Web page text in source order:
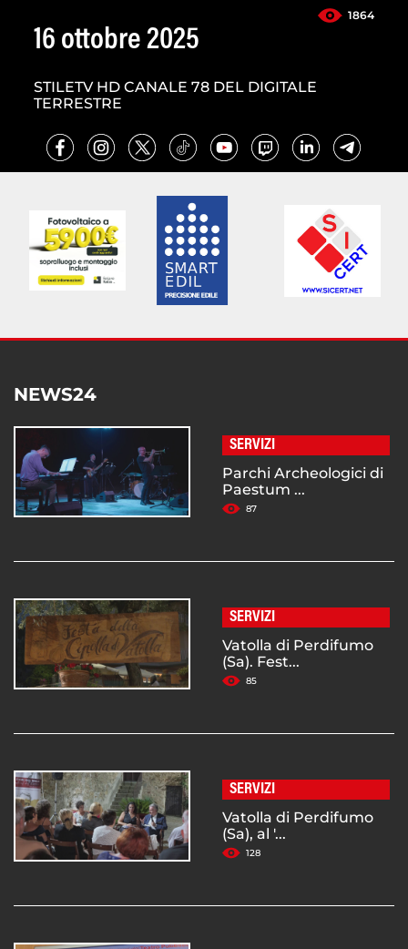
1864
16 ottobre 2025
STILETV HD CANALE 78 DEL DIGITALE
TERRESTRE
NEWS24
SERVIZI
Parchi Archeologici di
Paestum ...
87
SERVIZI
Vatolla di Perdifumo
(Sa). Fest...
85
SERVIZI
Vatolla di Perdifumo
(Sa), al '...
128